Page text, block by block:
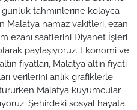
tahminlerine kolayca
Malatya namaz vakitleri, ezan
ezanı saatlerini Diyanet İşleri
paylaşıyoruz. Ekonomi ve
fiyatları, Malatya altın fiyatı
verilerini anlık grafiklerle
Malatya kuyumcular
Şehirdeki sosyal hayata